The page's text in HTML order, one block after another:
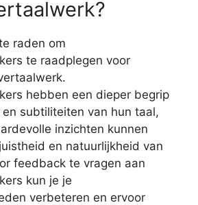
raden om
te raadplegen voor
hebben een dieper begrip
subtiliteiten van hun taal,
inzichten kunnen
en natuurlijkheid van
feedback te vragen aan
kun je je
verbeteren en ervoor